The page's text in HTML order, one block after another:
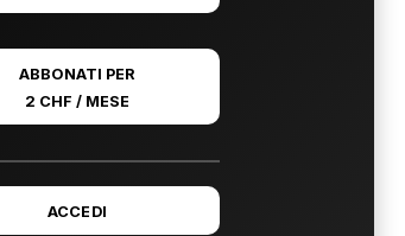
ABBONATI PER
2 CHF / MESE
ACCEDI